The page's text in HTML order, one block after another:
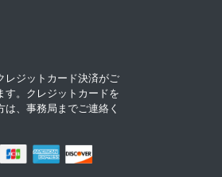
レジットカード決済がご
す。クレジットカードを
は、事務局までご連絡く